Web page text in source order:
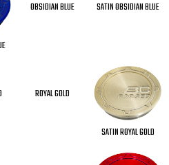
OBSIDIAN BLUE SATIN OBSIDIAN BLUE
ROYAL GOLD
SATIN ROYAL GOLD